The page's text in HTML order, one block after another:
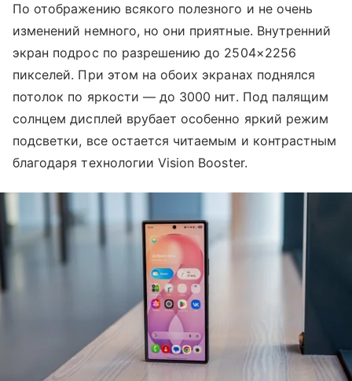
По отображению всякого полезного и не очень
изменений немного, но они приятные. Внутренний
экран подрос по разрешению до 2504×2256
пикселей. При этом на обоих экранах поднялся
потолок по яркости — до 3000 нит. Под палящим
солнцем дисплей врубает особенно яркий режим
подсветки, все остается читаемым и контрастным
благодаря технологии Vision Booster.